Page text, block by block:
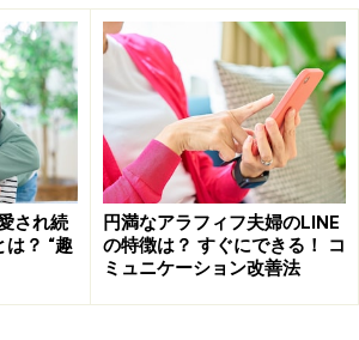
を考えるのであれば経済面はもちろん
入に依存するのは問題です。金の切
なりかねません。
命半年と宣告されたら、彼と今後ど
すか？
ときは、当たり前のように身近にい
の大事さに気づかなくなってしまい
の残り時間を有意義に過ごし、最期
され続
は？ “趣
円満なアラフィフ夫婦のLINE
の特徴は？ すぐにできる！ コ
ミュニケーション改善法